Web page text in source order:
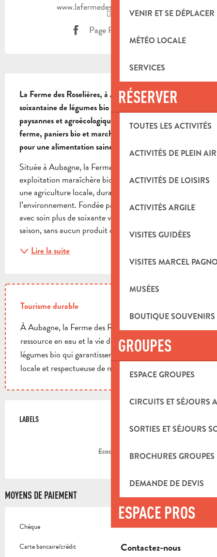
VENIR ET SE DÉPLACER
MÉTÉO LOCALE
SERVICES
RÉSERVER
TOUTES LES ACTIVITÉS
ACTIVITÉS DE PLEIN AIR
ACTIVITÉS DE LOISIRS
ACTIVITÉS ARGILE
VISITES GUIDÉES
VISITES MARCEL
MUSÉES
BOUTIQUE
GROUPES
ESPACE GROUPES
CIRCUITS ET SÉJOURS
SORTIES ET SÉJOURS
BROCHURES GROUPES
DEMANDE DE DEVIS
ESPACE PROS
Contactez-nous
www.lafermedesroselieres.com
Page Facebook
La Ferme des Roselières, à Aubagne, cultive une
soixantaine de légumes bio selon des méthodes
paysannes et agroécologiques. Vente directe à la
ferme, paniers bio et marchés locaux. Un lieu engagé
pour une alimentation saine, locale et durable.
Située à Aubagne, la Ferme des Roselières est une
exploitation maraîchère biologique engagée dans
une agriculture locale, durable et respectueuse de
l’environnement. Fondée par Franck Sillam, il cultive
avec soin plus de soixante variétés de légumes de
saison, sans aucun produit chimique, en...
Lire la suite
Tourisme durable
À Aubagne, la Ferme des Roselières préserve la
ressource en eau et la vie des sols en cultivant des
légumes bio qui garantissent une alimentation saine,
locale et respectueuse de notre environnement.
OFFRES DE PRESTATIONS
LABELS
LABELS
Ecocert
MOYENS DE PAIEMENT
Chèque
Carte bancaire/crédit